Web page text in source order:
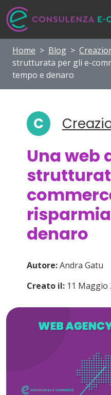
Home > Blog >
strutturata per gli e-
tempo e denaro
C
Una web
denaro
Autore:Andra Gatu
Creato il: 11 Maggio